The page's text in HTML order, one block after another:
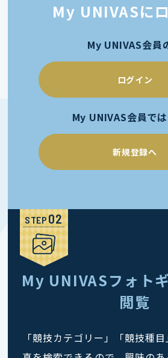
My UNIVASに
My UNIVAS会員
ログイン
My UNIVAS会員で
新規登録へ
STEP
My UNIVASフォト
閲覧
「競技カテゴリー」「競技種